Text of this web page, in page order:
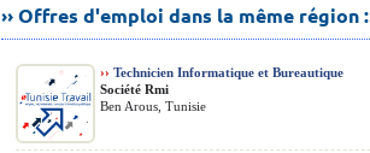
›› Offres d'emploi dans la même région :
›› Technicien Informatique et Bureautique
Société Rmi
Ben Arous, Tunisie